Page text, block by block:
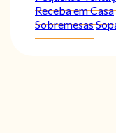
Receba em Casa
Sobremesas